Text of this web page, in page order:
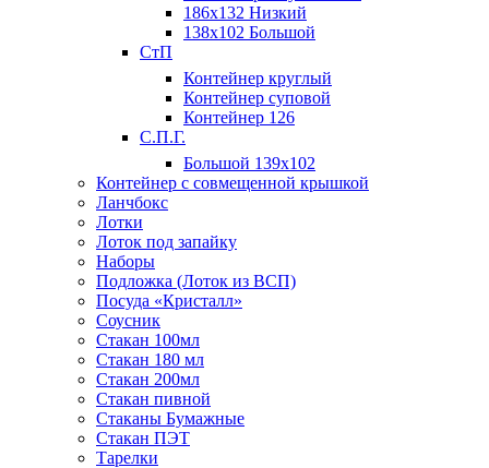
186х132 Низкий
138х102 Большой
СтП
Контейнер круглый
Контейнер суповой
Контейнер 126
С.П.Г.
Большой 139х102
Контейнер с совмещенной крышкой
Ланчбокс
Лотки
Лоток под запайку
Наборы
Подложка (Лоток из ВСП)
Посуда «Кристалл»
Соусник
Стакан 100мл
Стакан 180 мл
Стакан 200мл
Стакан пивной
Стаканы Бумажные
Стакан ПЭТ
Тарелки